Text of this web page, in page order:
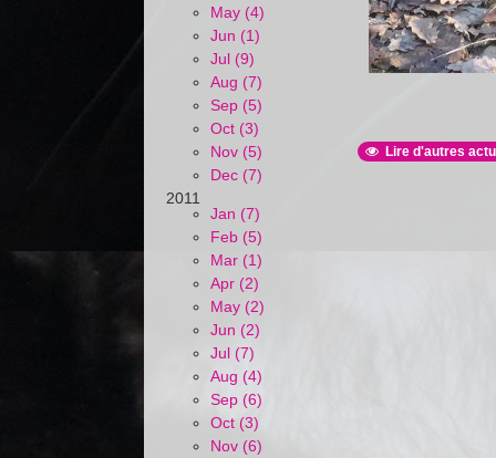
May (4)
Jun (1)
Jul (9)
Aug (7)
Sep (5)
Oct (3)
Nov (5)
Dec (7)
2011
Jan (7)
Feb (5)
Mar (1)
Apr (2)
May (2)
Jun (2)
Jul (7)
Aug (4)
Sep (6)
Oct (3)
Nov (6)
Lire d'autres